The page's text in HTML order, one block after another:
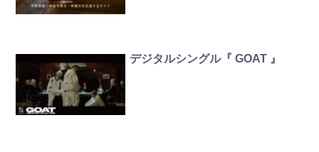
デジタルシングル『 GOAT 』